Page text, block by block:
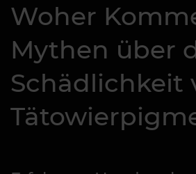
Woher
Mythen über
Schädlichkeit